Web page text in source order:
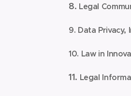
8. Legal
9. Data
10. Law in
11. Legal